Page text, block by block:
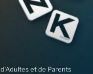
et de Parents